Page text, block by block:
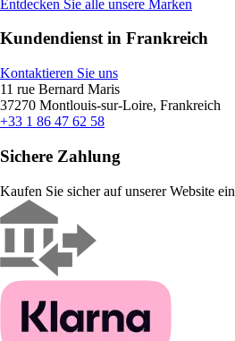
Entdecken Sie alle unsere Marken
Kundendienst in Frankreich
Kontaktieren Sie uns
11 rue Bernard Maris
37270 Montlouis-sur-Loire, Frankreich
+33 1 86 47 62 58
Sichere Zahlung
Kaufen Sie sicher auf unserer Website ein